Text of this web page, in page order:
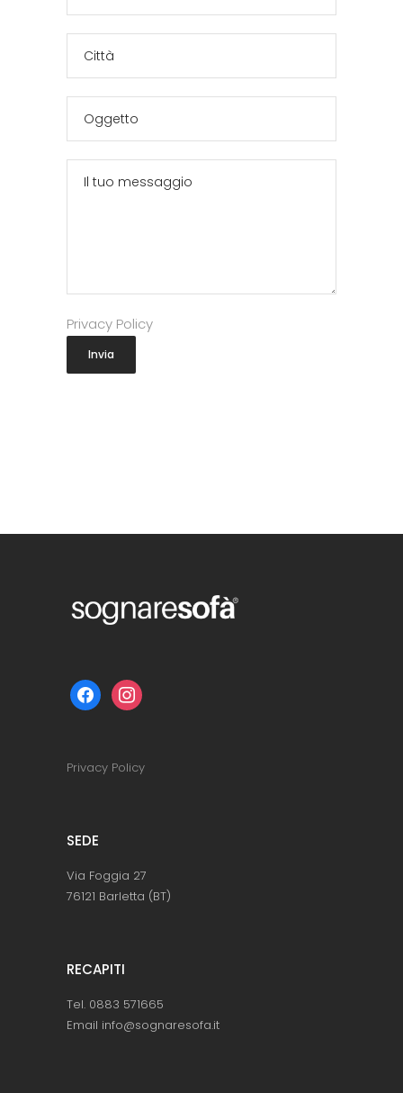
Privacy Policy
facebookinstagram
Privacy Policy
SEDE
Via Foggia 27
76121 Barletta (BT)
RECAPITI
Tel. 0883 571665
Email info@sognaresofa.it